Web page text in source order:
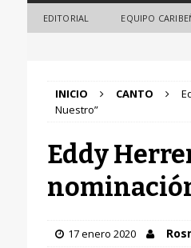
EDITORIAL EQUIPO
INICIO CANTO
Nuestro”
Eddy
17 enero 2020